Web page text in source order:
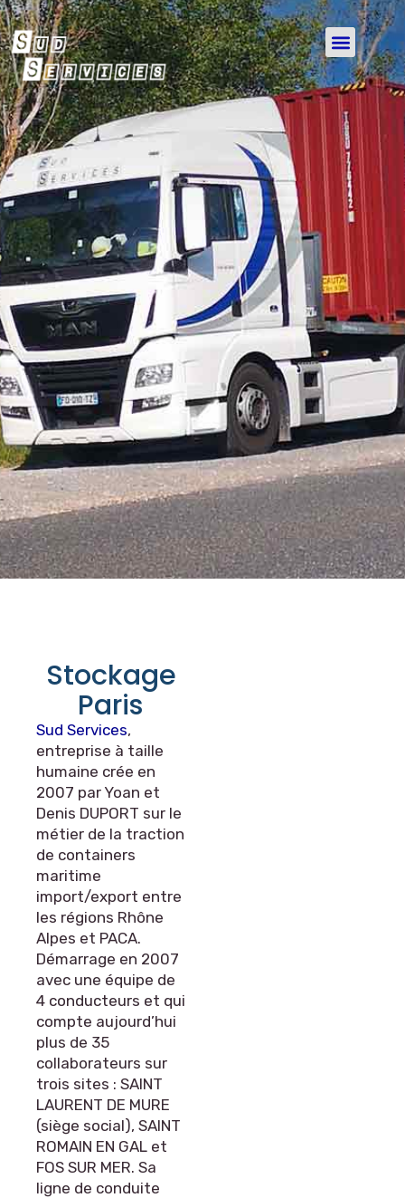
Stockage
Paris
Sud Services,
entreprise à taille
humaine crée en
2007 par Yoan et
Denis DUPORT sur le
métier de la traction
de containers
maritime
import/export entre
les régions Rhône
Alpes et PACA.
Démarrage en 2007
avec une équipe de
4 conducteurs et qui
compte aujourd’hui
plus de 35
collaborateurs sur
trois sites : SAINT
LAURENT DE MURE
(siège social), SAINT
ROMAIN EN GAL et
FOS SUR MER. Sa
ligne de conduite